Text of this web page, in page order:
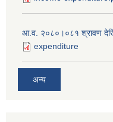
आ.व. २०८०।०८१ श्रावण देखि
expenditure
अन्य